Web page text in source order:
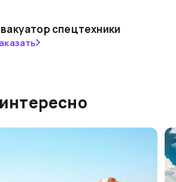
спецтехники